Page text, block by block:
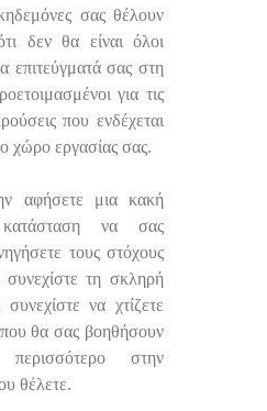
σας θέλουν
δεν θα είναι όλοι
επιτεύγματά σας στη
για τις
που ενδέχεται
χώρο εργασίας σας.
αφήσετε μια κακή
κατάσταση να σας
τους στόχους
τη σκληρή
να χτίζετε
που θα σας βοηθήσουν
στην
θέλετε.